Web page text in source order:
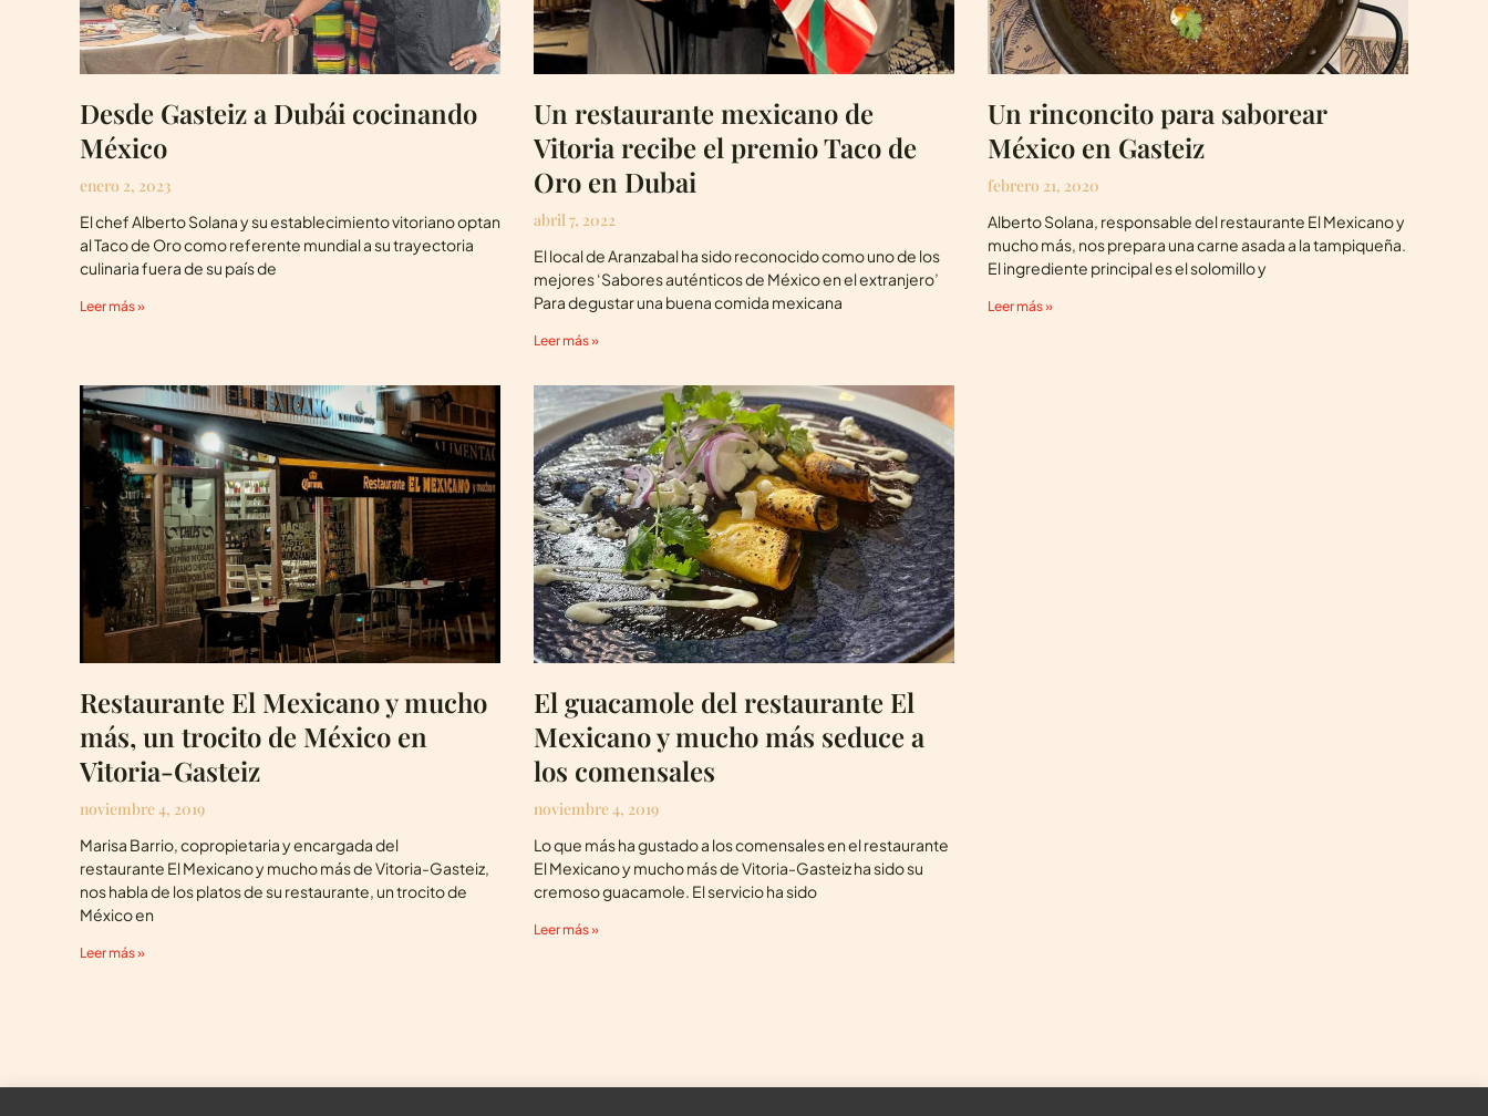
Desde Gasteiz a Dubái cocinando
México
enero 2, 2023
El chef Alberto Solana y su establecimiento vitoriano optan
al Taco de Oro como referente mundial a su trayectoria
culinaria fuera de su país de
Leer más »
Un restaurante mexicano de
Vitoria recibe el premio Taco de
Oro en Dubai
abril 7, 2022
El local de Aranzabal ha sido reconocido como uno de los
mejores ‘Sabores auténticos de México en el extranjero’
Para degustar una buena comida mexicana
Leer más »
Un rinconcito para saborear
México en Gasteiz
febrero 21, 2020
Alberto Solana, responsable del restaurante El Mexicano y
mucho más, nos prepara una carne asada a la tampiqueña.
El ingrediente principal es el solomillo y
Leer más »
Restaurante El Mexicano y mucho
más, un trocito de México en
Vitoria-Gasteiz
noviembre 4, 2019
Marisa Barrio, copropietaria y encargada del
restaurante El Mexicano y mucho más de Vitoria-Gasteiz,
nos habla de los platos de su restaurante, un trocito de
México en
Leer más »
El guacamole del restaurante El
Mexicano y mucho más seduce a
los comensales
noviembre 4, 2019
Lo que más ha gustado a los comensales en el restaurante
El Mexicano y mucho más de Vitoria-Gasteiz ha sido su
cremoso guacamole. El servicio ha sido
Leer más »